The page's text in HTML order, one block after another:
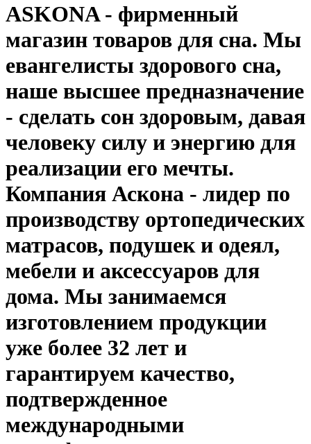
ASKONA - фирменный
магазин товаров для сна. Мы
евангелисты здорового сна,
наше высшее предназначение
- сделать сон здоровым, давая
человеку силу и энергию для
реализации его мечты.
Компания Аскона - лидер по
производству ортопедических
матрасов, подушек и одеял,
мебели и аксессуаров для
дома. Мы занимаемся
изготовлением продукции
уже более 32 лет и
гарантируем качество,
подтвержденное
международными